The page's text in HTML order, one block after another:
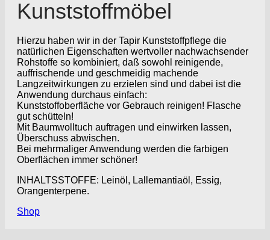
Kunststoffmöbel
Hierzu haben wir in der Tapir Kunststoffpflege die
natürlichen Eigenschaften wertvoller nachwachsender
Rohstoffe so kombiniert, daß sowohl reinigende,
auffrischende und geschmeidig machende
Langzeitwirkungen zu erzielen sind und dabei ist die
Anwendung durchaus einfach:
Kunststoffoberfläche vor Gebrauch reinigen! Flasche
gut schütteln!
Mit Baumwolltuch auftragen und einwirken lassen,
Überschuss abwischen.
Bei mehrmaliger Anwendung werden die farbigen
Oberflächen immer schöner!
INHALTSSTOFFE: Leinöl, Lallemantiaöl, Essig,
Orangenterpene.
Shop